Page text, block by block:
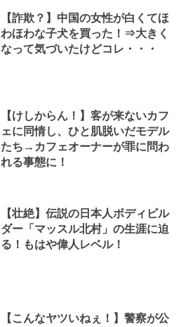
【詐欺？】中国の女性が白くてほ
わほわな子犬を買った！⇒大きく
なって気づいたけどコレ・・・
【けしからん！】客が来ないカフ
ェに同情し、ひと肌脱いだモデル
たち→カフェオーナーが罪に問わ
れる事態に！
【壮絶】伝説の日本人ボディビル
ダー「マッスル北村」の生涯に迫
る！もはや偉人レベル！
【こんなヤツいねぇ！】警察が公